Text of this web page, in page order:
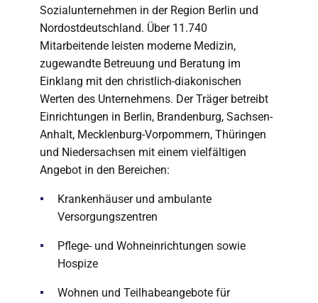
Sozialunternehmen in der Region Berlin und
Nordostdeutschland. Über 11.740
Mitarbeitende leisten moderne Medizin,
zugewandte Betreuung und Beratung im
Einklang mit den christlich-diakonischen
Werten des Unternehmens. Der Träger betreibt
Einrichtungen in Berlin, Brandenburg, Sachsen-
Anhalt, Mecklenburg-Vorpommern, Thüringen
und Niedersachsen mit einem vielfältigen
Angebot in den Bereichen:
Krankenhäuser und ambulante
Versorgungszentren
Pflege- und Wohneinrichtungen sowie
Hospize
Wohnen und Teilhabeangebote für